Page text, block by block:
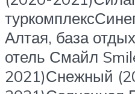
Алтая, база
отель Смайл
2021)Снежный